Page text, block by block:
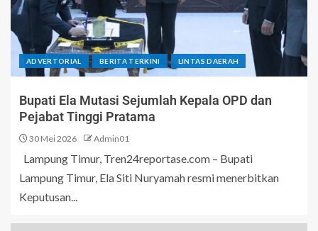
ADVERTORIAL BERITA TERKINI LINTAS DAERAH
Bupati Ela Mutasi Sejumlah Kepala OPD dan
Pejabat Tinggi Pratama
30 Mei 2026 Admin01
Lampung Timur, Tren24reportase.com – Bupati
Lampung Timur, Ela Siti Nuryamah resmi menerbitkan
Keputusan...